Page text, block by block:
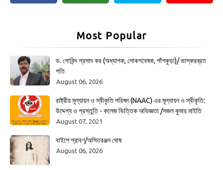
Most Popular
ড. গোবিন্দ প্রসাদ কর (অধ্যাপক, লোকগবেষক, পাঁশকুড়া)/ ভাস্করব্রত
পতি
August 06, 2026
রাষ্ট্রীয় মূল্যায়ন ও স্বীকৃতি পরিষদ (NAAC) এর মূল্যায়ন ও স্বীকৃতি:
উদ্দেশ্য ও প্রস্তুতি - কলেজ ভিত্তিক অভিজ্ঞতা /সজল কুমার মাইতি
August 07, 2021
বাইশে শ্রাবণ/অসিতরঞ্জন ঘোষ
August 06, 2026